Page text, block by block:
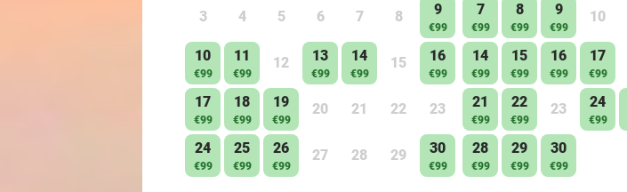
3 4 5 6 7 8 9
€99
10
€99
11
€99
12 13
€99
14
€99
15 16
€99
17
€99
18
€99
19
€99
20 21 22 23
24
€99
25
€99
26
€99
27 28 29 30
€99
7
€99
8
€99
9
€99
10
14
€99
15
€99
16
€99
17
€99
21
€99
22
€99
23 24
€99
28
€99
29
€99
30
€99